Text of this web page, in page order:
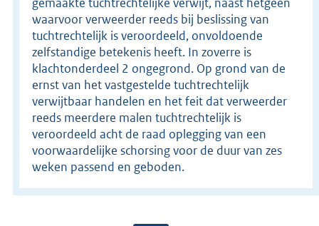
waarvoor verweerder reeds bij beslissing van
tuchtrechtelijk is veroordeeld, onvoldoende
zelfstandige betekenis heeft. In zoverre is
klachtonderdeel 2 ongegrond. Op grond van de
ernst van het vastgestelde tuchtrechtelijk
verwijtbaar handelen en het feit dat verweerder
reeds meerdere malen tuchtrechtelijk is
veroordeeld acht de raad oplegging van een
voorwaardelijke schorsing voor de duur van zes
weken passend en geboden.